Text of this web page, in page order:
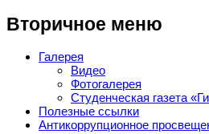
Вторичное меню
Галерея
Видео
Фотогалерея
Студенческая газета
Полезные ссылки
Антикоррупционное